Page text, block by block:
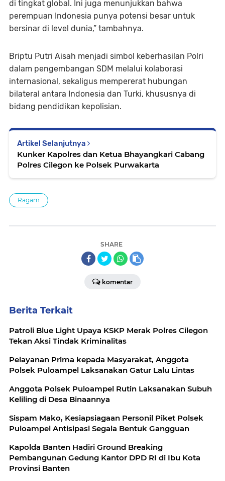
di tingkat global. Ini juga menunjukkan bahwa
perempuan Indonesia punya potensi besar untuk
bersinar di level dunia,” tambahnya.
Briptu Putri Aisah menjadi simbol keberhasilan Polri
dalam pengembangan SDM melalui kolaborasi
internasional, sekaligus mempererat hubungan
bilateral antara Indonesia dan Turki, khususnya di
bidang pendidikan kepolisian.
Artikel Selanjutnya
Kunker Kapolres dan Ketua Bhayangkari Cabang
Polres Cilegon ke Polsek Purwakarta
Ragam
SHARE
komentar
Berita Terkait
Patroli Blue Light Upaya KSKP Merak Polres Cilegon
Tekan Aksi Tindak Kriminalitas
Pelayanan Prima kepada Masyarakat, Anggota
Polsek Puloampel Laksanakan Gatur Lalu Lintas
Anggota Polsek Puloampel Rutin Laksanakan Subuh
Keliling di Desa Binaannya
Sispam Mako, Kesiapsiagaan Personil Piket Polsek
Puloampel Antisipasi Segala Bentuk Gangguan
Kapolda Banten Hadiri Ground Breaking
Pembangunan Gedung Kantor DPD RI di Ibu Kota
Provinsi Banten